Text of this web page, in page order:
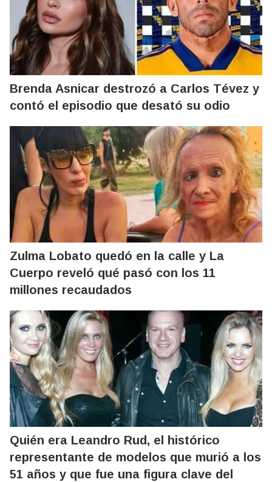
Brenda Asnicar destrozó a Carlos Tévez y
contó el episodio que desató su odio
Zulma Lobato quedó en la calle y La
Cuerpo reveló qué pasó con los 11
millones recaudados
Quién era Leandro Rud, el histórico
representante de modelos que murió a los
51 años y que fue una figura clave del